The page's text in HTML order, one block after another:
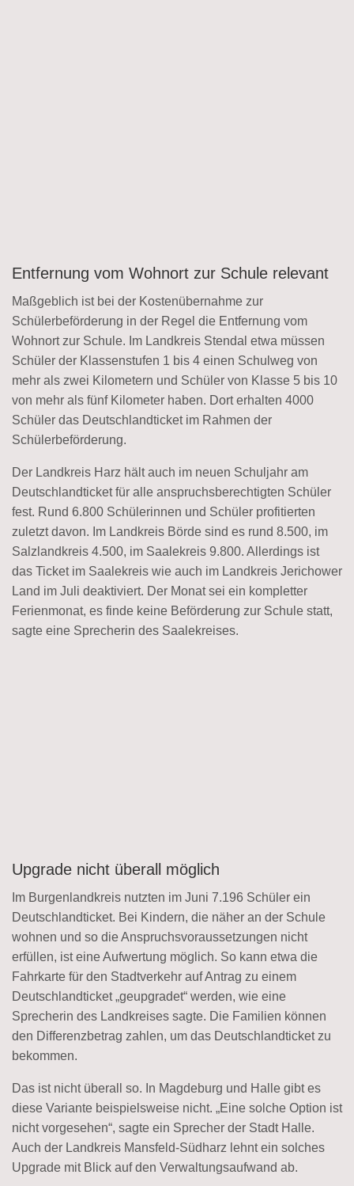
Entfernung vom Wohnort zur Schule relevant
Maßgeblich ist bei der Kostenübernahme zur
Schülerbeförderung in der Regel die Entfernung vom
Wohnort zur Schule. Im Landkreis Stendal etwa müssen
Schüler der Klassenstufen 1 bis 4 einen Schulweg von
mehr als zwei Kilometern und Schüler von Klasse 5 bis 10
von mehr als fünf Kilometer haben. Dort erhalten 4000
Schüler das Deutschlandticket im Rahmen der
Schülerbeförderung.
Der Landkreis Harz hält auch im neuen Schuljahr am
Deutschlandticket für alle anspruchsberechtigten Schüler
fest. Rund 6.800 Schülerinnen und Schüler profitierten
zuletzt davon. Im Landkreis Börde sind es rund 8.500, im
Salzlandkreis 4.500, im Saalekreis 9.800. Allerdings ist
das Ticket im Saalekreis wie auch im Landkreis Jerichower
Land im Juli deaktiviert. Der Monat sei ein kompletter
Ferienmonat, es finde keine Beförderung zur Schule statt,
sagte eine Sprecherin des Saalekreises.
Upgrade nicht überall möglich
Im Burgenlandkreis nutzten im Juni 7.196 Schüler ein
Deutschlandticket. Bei Kindern, die näher an der Schule
wohnen und so die Anspruchsvoraussetzungen nicht
erfüllen, ist eine Aufwertung möglich. So kann etwa die
Fahrkarte für den Stadtverkehr auf Antrag zu einem
Deutschlandticket „geupgradet“ werden, wie eine
Sprecherin des Landkreises sagte. Die Familien können
den Differenzbetrag zahlen, um das Deutschlandticket zu
bekommen.
Das ist nicht überall so. In Magdeburg und Halle gibt es
diese Variante beispielsweise nicht. „Eine solche Option ist
nicht vorgesehen“, sagte ein Sprecher der Stadt Halle.
Auch der Landkreis Mansfeld-Südharz lehnt ein solches
Upgrade mit Blick auf den Verwaltungsaufwand ab.